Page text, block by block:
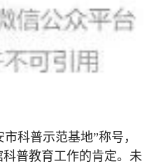
科普示范基地”称号，
普教育工作的肯定。未